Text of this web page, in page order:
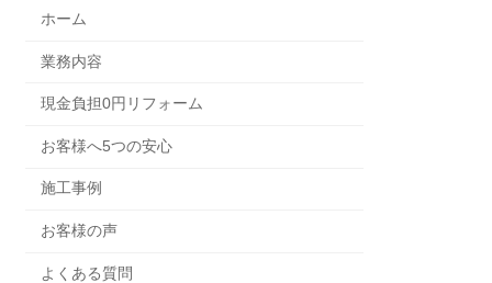
ホーム
業務内容
現金負担0円リフォーム
お客様へ5つの安心
施工事例
お客様の声
よくある質問